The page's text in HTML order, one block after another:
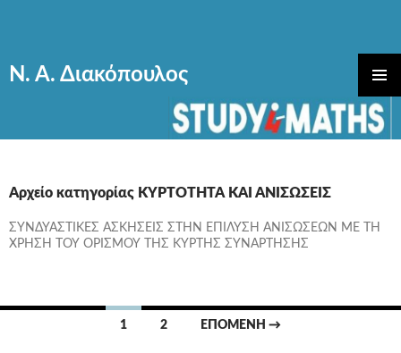
Ν. Α. Διακόπουλος
ΚΎΡΙΟ
ΜΕΝΟΎ
Αρχείο κατηγορίας ΚΥΡΤΟΤΗΤΑ ΚΑΙ ΑΝΙΣΩΣΕΙΣ
ΣΥΝΔΥΑΣΤΙΚΕΣ ΑΣΚΗΣΕΙΣ ΣΤΗΝ ΕΠΙΛΥΣΗ ΑΝΙΣΩΣΕΩΝ ΜΕ ΤΗ
ΧΡΗΣΗ ΤΟΥ ΟΡΙΣΜΟΥ ΤΗΣ ΚΥΡΤΗΣ ΣΥΝΑΡΤΗΣΗΣ
1 2 ΕΠΌΜΕΝΗ →